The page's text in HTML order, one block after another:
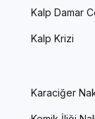
Kalp Damar
Kalp Krizi
Karaciğer